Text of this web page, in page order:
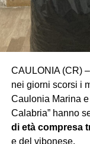
CAULONIA (CR)
nei giorni scorsi i
Caulonia Marina
Calabria” hanno
di età compresa
e del vibonese.